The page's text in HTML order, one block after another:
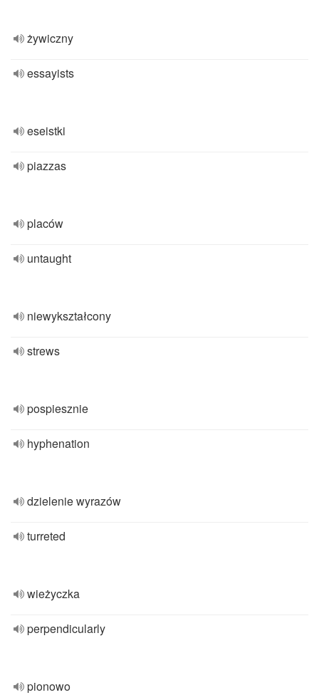
żywiczny
essayists
eseistki
piazzas
placów
untaught
niewykształcony
strews
pospiesznie
hyphenation
dzielenie wyrazów
turreted
wieżyczka
perpendicularly
pionowo